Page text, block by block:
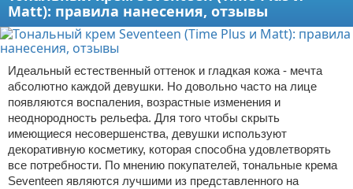
Matt): правила нанесения, отзывы
Идеальный естественный оттенок и гладкая кожа - мечта
абсолютно каждой девушки. Но довольно часто на лице
появляются воспаления, возрастные изменения и
неоднородность рельефа. Для того чтобы скрыть
имеющиеся несовершенства, девушки используют
декоративную косметику, которая способна удовлетворять
все потребности. По мнению покупателей, тональные крема
Seventeen являются лучшими из представленного на